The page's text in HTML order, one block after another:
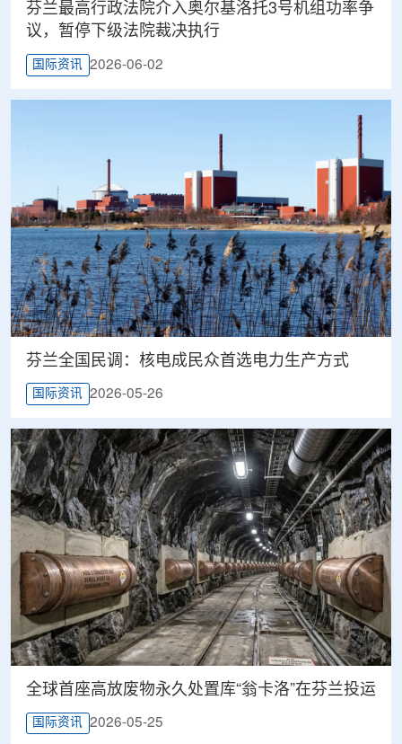
芬兰最高行政法院介入奥尔基洛托3号机组功率争
议，暂停下级法院裁决执行
国际资讯 2026-06-02
芬兰全国民调：核电成民众首选电力生产方式
国际资讯 2026-05-26
全球首座高放废物永久处置库“翁卡洛”在芬兰投运
国际资讯 2026-05-25